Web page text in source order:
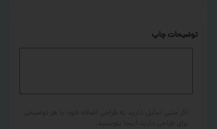
توضیحات چاپ